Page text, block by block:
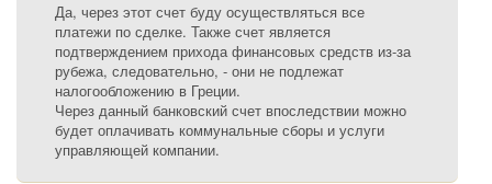
Да, через этот счет буду осуществляться все
платежи по сделке. Также счет является
подтверждением прихода финансовых средств из-за
рубежа, следовательно, - они не подлежат
налогообложению в Греции.
Через данный банковский счет впоследствии можно
будет оплачивать коммунальные сборы и услуги
управляющей компании.